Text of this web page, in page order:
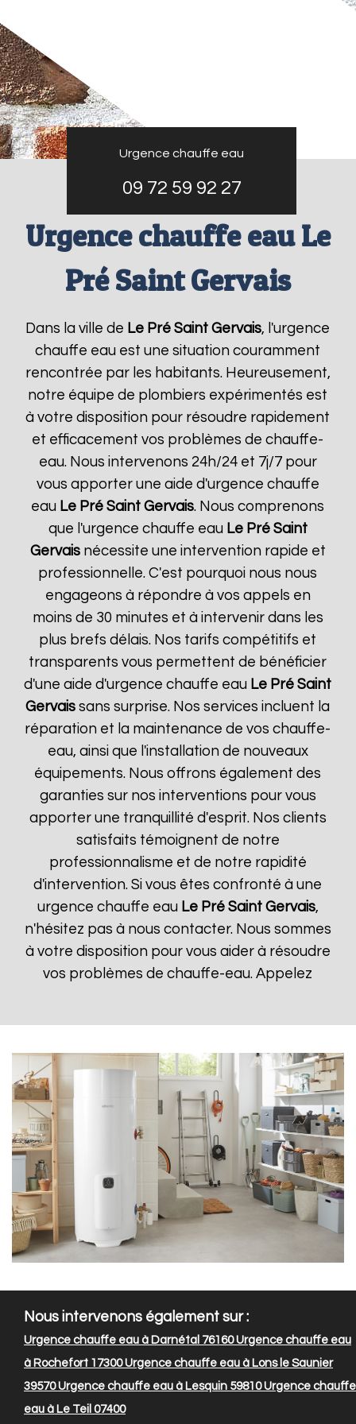
Urgence chauffe eau
09 72 59 92 27
Urgence chauffe eau Le
Pré Saint Gervais
Dans la ville de Le Pré Saint Gervais, l'urgence
chauffe eau est une situation couramment
rencontrée par les habitants. Heureusement,
notre équipe de plombiers expérimentés est
à votre disposition pour résoudre rapidement
et efficacement vos problèmes de chauffe-
eau. Nous intervenons 24h/24 et 7j/7 pour
vous apporter une aide d'urgence chauffe
eau Le Pré Saint Gervais. Nous comprenons
que l'urgence chauffe eau Le Pré Saint
Gervaisnécessite une intervention rapide et
professionnelle. C'est pourquoi nous nous
engageons à répondre à vos appels en
moins de 30 minutes et à intervenir dans les
plus brefs délais. Nos tarifs compétitifs et
transparents vous permettent de bénéficier
d'une aide d'urgence chauffe eau Le Pré Saint
Gervais sans surprise. Nos services incluent la
réparation et la maintenance de vos chauffe-
eau, ainsi que l'installation de nouveaux
équipements. Nous offrons également des
garanties sur nos interventions pour vous
apporter une tranquillité d'esprit. Nos clients
satisfaits témoignent de notre
professionnalisme et de notre rapidité
d'intervention. Si vous êtes confronté à une
urgence chauffe eau Le Pré Saint Gervais,
n'hésitez pas à nous contacter. Nous sommes
à votre disposition pour vous aider à résoudre
vos problèmes de chauffe-eau. Appelez
Nous intervenons également sur :
Urgence chauffe eau à Darnétal 76160Urgence chauffe eau
à Rochefort 17300Urgence chauffe eau à Lons le Saunier
39570Urgence chauffe eau à Lesquin 59810Urgence chauffe
eau à Le Teil 07400